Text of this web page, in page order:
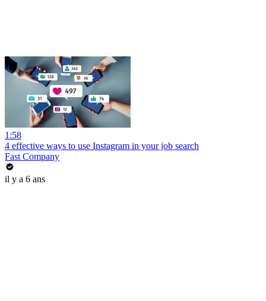
1:58
4 effective ways to use Instagram in your job search
Fast Company
il y a 6 ans